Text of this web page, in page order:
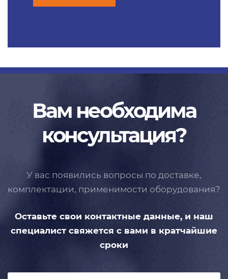
Вам необходима
консультация?
У вас появились вопросы по доставке,
комплектации, применимости оборудования?
Оставьте свои контактные данные, и наш
специалист свяжется с вами в кратчайшие
сроки